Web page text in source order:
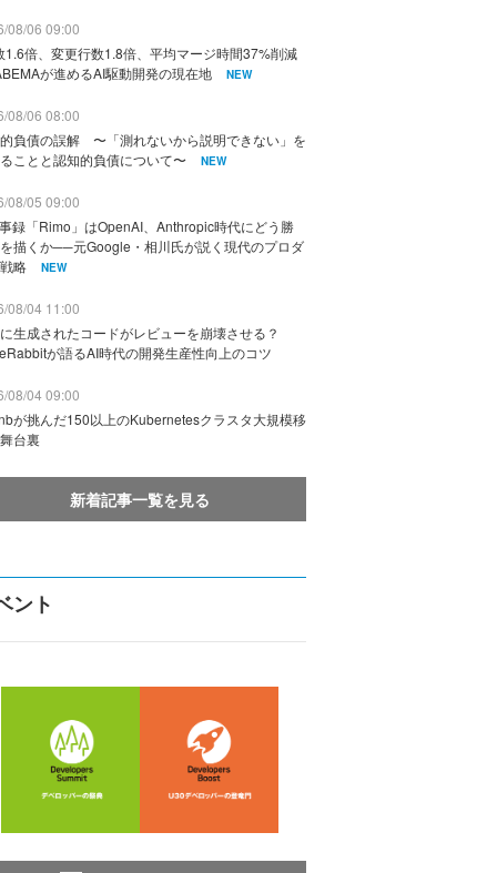
08/06 09:00
1.6倍、変更行数1.8倍、平均マージ時間37%削減
が進めるAI駆動開発の現在地
NEW
08/06 08:00
負債の誤解 〜「測れないから説明できない」を
ことと認知的負債について〜
NEW
08/05 09:00
録「Rimo」はOpenAI、Anthropic時代にどう勝
描くか──元Google・相川氏が説く現代のプロダ
略
NEW
08/04 11:00
生成されたコードがレビューを崩壊させる？
が語るAI時代の開発生産性向上のコツ
08/04 09:00
が挑んだ150以上のKubernetesクラスタ大規模移
台裏
新着記事一覧を見る
ント